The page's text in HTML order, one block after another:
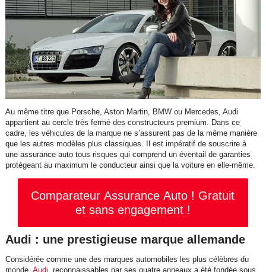
Au même titre que Porsche, Aston Martin, BMW ou Mercedes, Audi
appartient au cercle très fermé des constructeurs premium. Dans ce
cadre, les véhicules de la marque ne s’assurent pas de la même manière
que les autres modèles plus classiques. Il est impératif de souscrire à
une assurance auto tous risques qui comprend un éventail de garanties
protégeant au maximum le conducteur ainsi que la voiture en elle-même.
Comparateur Assurance Auto ! Gratuit
et sans engagement !
Audi : une prestigieuse marque allemande
Considérée comme une des marques automobiles les plus célèbres du
monde, Audi, reconnaissables par ses quatre anneaux a été fondée sous